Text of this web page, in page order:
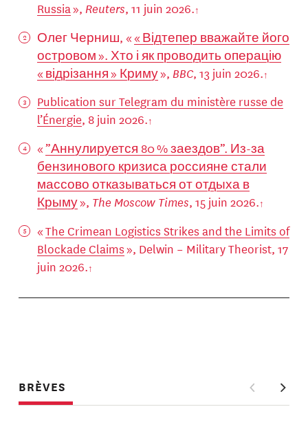
Russia», Reuters, 11 juin 2026.
Олег Черниш, «« Відтепер вважайте його
островом ». Хто і як проводить операцію
« відрізання » Криму», BBC, 13 juin 2026.
Publication sur Telegram du ministère russe de
l’Énergie, 8 juin 2026.
«”Аннулируется 80 % заездов”. Из-за
бензинового кризиса россияне стали
массово отказываться от отдыха в
Крыму», The Moscow Times, 15 juin 2026.
«The Crimean Logistics Strikes and the Limits of
Blockade Claims», Delwin – Military Theorist, 17
juin 2026.
BRÈVES